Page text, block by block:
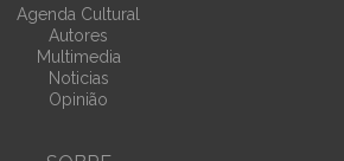
Agenda Cultural
Autores
Multimedia
Noticias
Opinião